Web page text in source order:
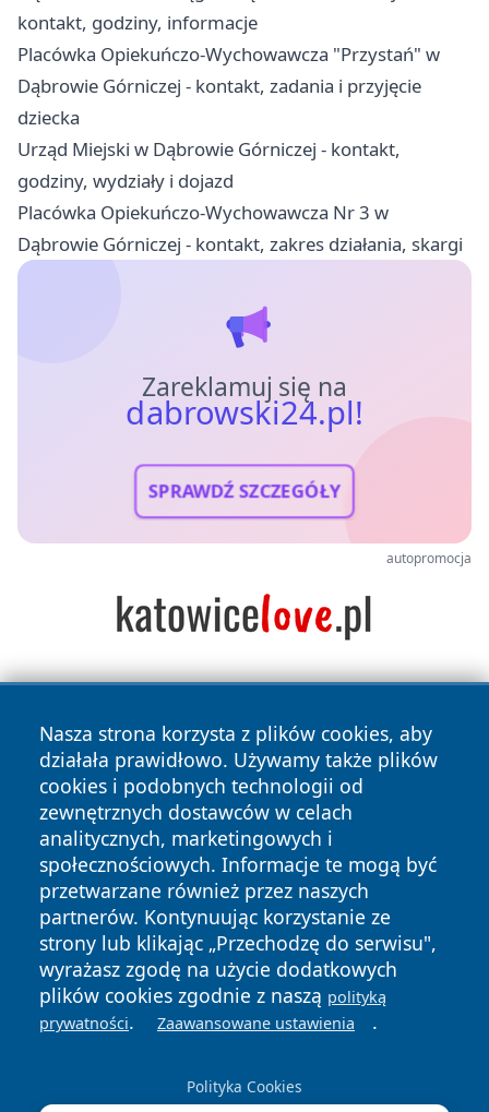
kontakt, godziny, informacje
Placówka Opiekuńczo-Wychowawcza "Przystań" w
Dąbrowie Górniczej - kontakt, zadania i przyjęcie
dziecka
Urząd Miejski w Dąbrowie Górniczej - kontakt,
godziny, wydziały i dojazd
Placówka Opiekuńczo-Wychowawcza Nr 3 w
Dąbrowie Górniczej - kontakt, zakres działania, skargi
Zareklamuj się na
dabrowski24.pl!
SPRAWDŹ SZCZEGÓŁY
autopromocja
Nasza strona korzysta z plików cookies, aby
działała prawidłowo. Używamy także plików
cookies i podobnych technologii od
zewnętrznych dostawców w celach
analitycznych, marketingowych i
społecznościowych. Informacje te mogą być
przetwarzane również przez naszych
partnerów. Kontynuując korzystanie ze
strony lub klikając „Przechodzę do serwisu",
wyrażasz zgodę na użycie dodatkowych
plików cookies zgodnie z naszą polityką
prywatności. Zaawansowane ustawienia .
Polityka Cookies
Copyright © 2026 dabrowski24.pl Wszystkie prawa
zastrzeżone.
News Autorzy
Polityka
Prywatności
Polityka
Cookies